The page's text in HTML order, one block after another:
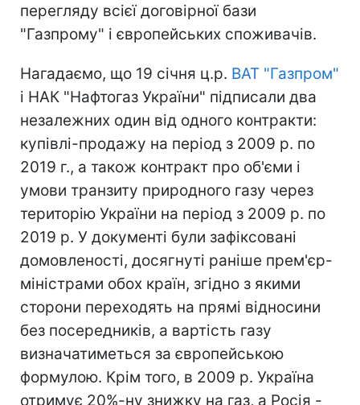
перегляду всієї договірної бази
"Газпрому" і європейських споживачів.
Нагадаємо, що 19 січня ц.р. ВАТ "Газпром"
і НАК "Нафтогаз України" підписали два
незалежних один від одного контракти:
купівлі-продажу на період з 2009 р. по
2019 г., а також контракт про об'єми і
умови транзиту природного газу через
територію України на період з 2009 р. по
2019 р. У документі були зафіксовані
домовленості, досягнуті раніше прем'єр-
міністрами обох країн, згідно з якими
сторони переходять на прямі відносини
без посередників, а вартість газу
визначатиметься за європейською
формулою. Крім того, в 2009 р. Україна
отримує 20%-ну знижку на газ, а Росія -